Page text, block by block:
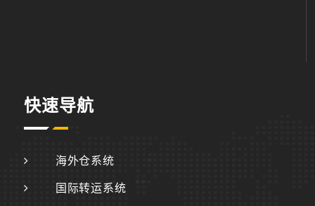
快速导航
海外仓系统
国际转运系统